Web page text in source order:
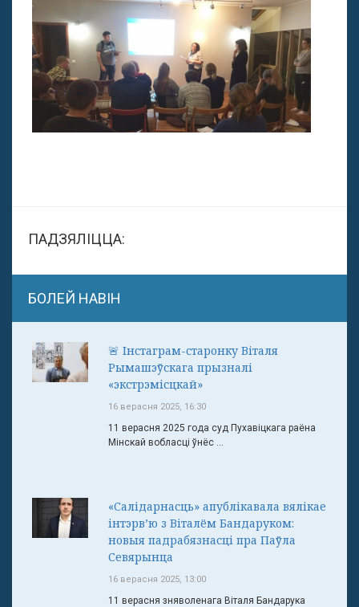
ПАДЗЯЛІЦЦА:
БОЛЕЙ НАВІН
🚨 Інстаграм-старонку Віталя
Рымашэўскага прызналі
«экстрэмісцкай»
16 верасня 2025, 16:30
11 верасня 2025 года суд Пухавіцкага раёна
Мінскай вобласці ўнёс ...
«Салідарнасць» апублікавала вялікае
інтэрв’ю з Віталём Бандаруком:
новыя падрабязнасці пра Паўла
Севярынца
16 верасня 2025, 13:00
11 верасня зняволенага Віталя Бандарука